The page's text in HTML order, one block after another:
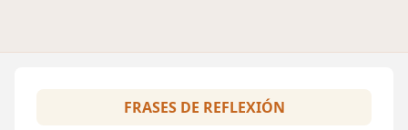
FRASES DE REFLEXIÓN